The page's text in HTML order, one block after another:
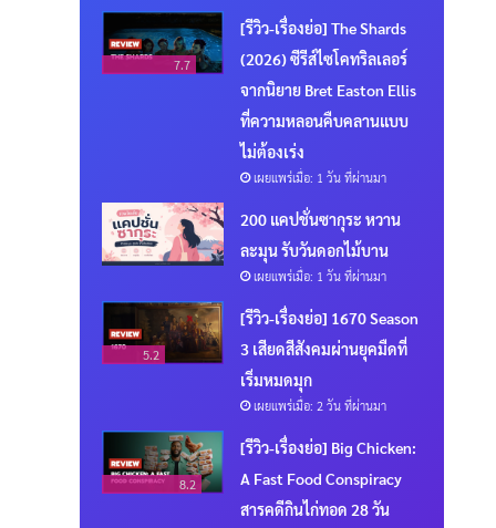
7.7
[รีวิว-เรื่องย่อ] The Shards
(2026) ซีรีส์ไซโคทริลเลอร์
จากนิยาย Bret Easton Ellis
ที่ความหลอนคืบคลานแบบ
ไม่ต้องเร่ง
เผยแพร่เมื่อ: 1 วัน ที่ผ่านมา
200 แคปชั่นซากุระ หวาน
ละมุน รับวันดอกไม้บาน
เผยแพร่เมื่อ: 1 วัน ที่ผ่านมา
5.2
[รีวิว-เรื่องย่อ] 1670 Season
3 เสียดสีสังคมผ่านยุคมืดที่
เริ่มหมดมุก
เผยแพร่เมื่อ: 2 วัน ที่ผ่านมา
8.2
[รีวิว-เรื่องย่อ] Big Chicken:
A Fast Food Conspiracy
สารคดีกินไก่ทอด 28 วัน